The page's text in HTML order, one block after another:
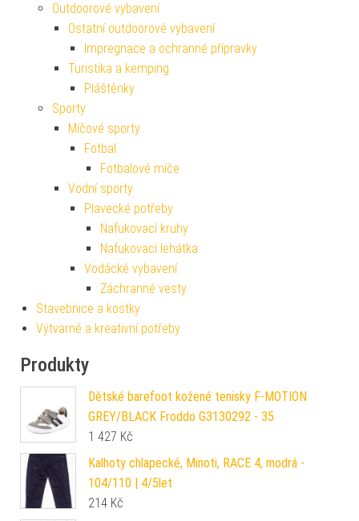
Outdoorové vybavení
Ostatní outdoorové vybavení
Impregnace a ochranné přípravky
Turistika a kemping
Pláštěnky
Sporty
Míčové sporty
Fotbal
Fotbalové míče
Vodní sporty
Plavecké potřeby
Nafukovací kruhy
Nafukovací lehátka
Vodácké vybavení
Záchranné vesty
Stavebnice a kostky
Výtvarné a kreativní potřeby
Produkty
Dětské barefoot kožené tenisky F-MOTION
GREY/BLACK Froddo G3130292 - 35
1 427 Kč
Kalhoty chlapecké, Minoti, RACE 4, modrá -
104/110 | 4/5let
214 Kč